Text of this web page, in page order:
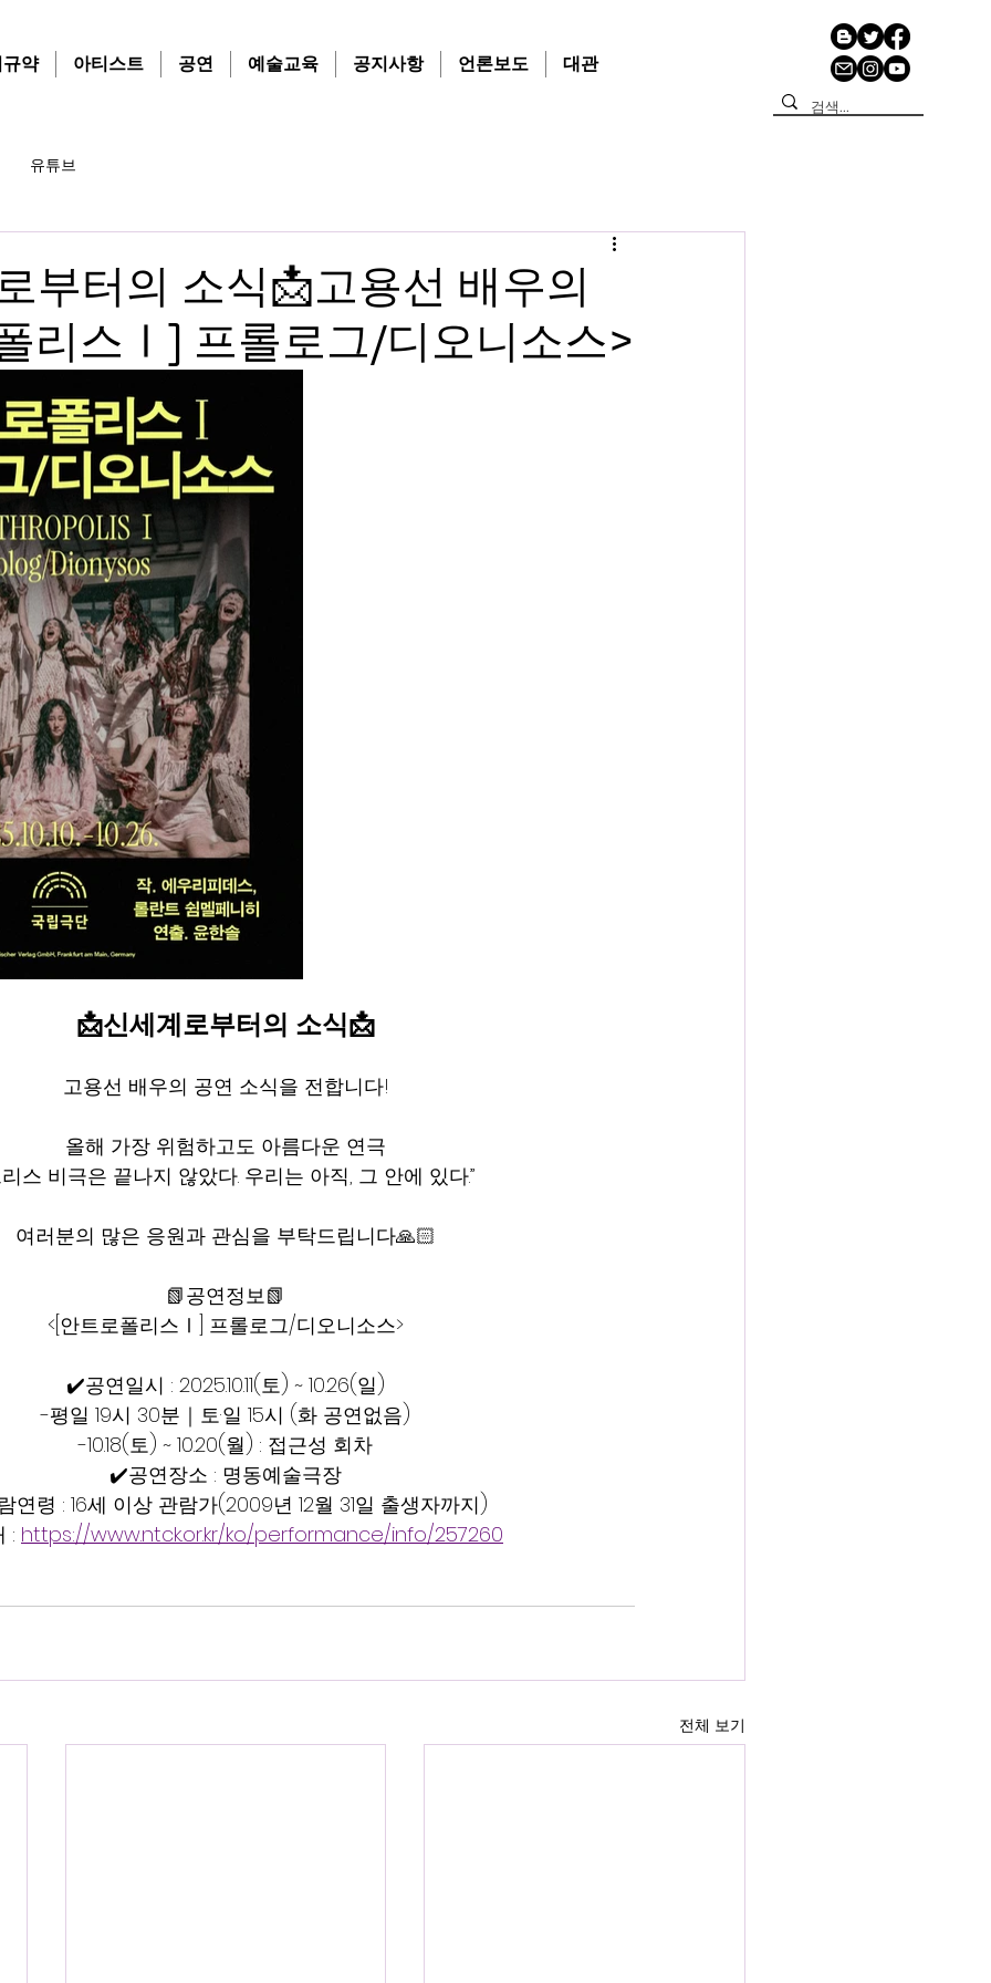
약 아티스트 공연 예술교육 공지사항 언론보도 대관
유튜브
부터의 소식📩고용선 배우의
리스Ⅰ] 프롤로그/디오니소스>
📩신세계로부터의 소식📩
고용선 배우의 공연 소식을 전합니다!
올해 가장 위험하고도 아름다운 연극
리스 비극은 끝나지 않았다. 우리는 아직, 그 안에 있다.”
여러분의 많은 응원과 관심을 부탁드립니다🙏🏻
📗공연정보📗
<[안트로폴리스Ⅰ] 프롤로그/디오니소스>
✔️공연일시 : 2025.10.11(토) ~ 10.26(일)
-평일 19시 30분｜토·일 15시 (화 공연없음)
-10.18(토) ~ 10.20(월) : 접근성 회차
✔️공연장소 : 명동예술극장
연령 : 16세 이상 관람가(2009년 12월 31일 출생자까지)
: https://www.ntck.or.kr/ko/performance/info/257260
전체 보기